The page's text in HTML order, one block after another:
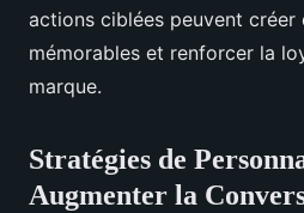
actions ciblées peuvent créer
mémorables et renforcer la
marque.
Stratégies de
Augmenter la